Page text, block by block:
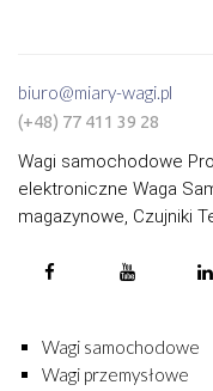
biuro@miary-wagi.pl
(+48) 77 411 39 28
Wagi samochodowe
elektroniczne Waga
magazynowe, Czujniki
Wagi samochodowe
Wagi przemysłowe